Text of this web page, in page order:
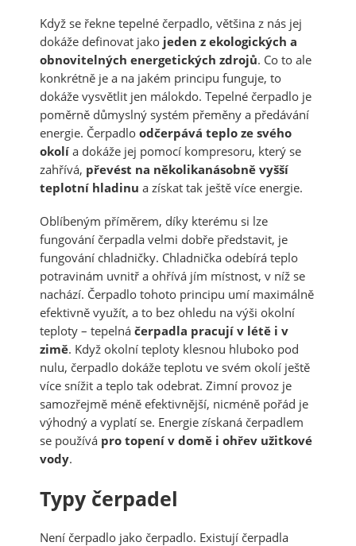
Když se řekne tepelné čerpadlo, většina z nás jej
dokáže definovat jako jeden z ekologických a
obnovitelných energetických zdrojů. Co to ale
konkrétně je a na jakém principu funguje, to
dokáže vysvětlit jen málokdo. Tepelné čerpadlo je
poměrně důmyslný systém přeměny a předávání
energie. Čerpadlo odčerpává teplo ze svého
okolí a dokáže jej pomocí kompresoru, který se
zahřívá, převést na několikanásobně vyšší
teplotní hladinu a získat tak ještě více energie.
Oblíbeným příměrem, díky kterému si lze
fungování čerpadla velmi dobře představit, je
fungování chladničky. Chladnička odebírá teplo
potravinám uvnitř a ohřívá jím místnost, v níž se
nachází. Čerpadlo tohoto principu umí maximálně
efektivně využít, a to bez ohledu na výši okolní
teploty – tepelná čerpadla pracují v létě i v
zimě. Když okolní teploty klesnou hluboko pod
nulu, čerpadlo dokáže teplotu ve svém okolí ještě
více snížit a teplo tak odebrat. Zimní provoz je
samozřejmě méně efektivnější, nicméně pořád je
výhodný a vyplatí se. Energie získaná čerpadlem
se používá pro topení v domě i ohřev užitkové
vody.
Typy čerpadel
Není čerpadlo jako čerpadlo. Existují čerpadla